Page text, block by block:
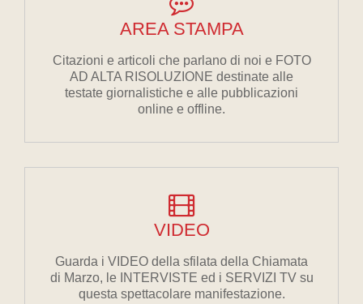
AREA STAMPA
Citazioni e articoli che parlano di noi e FOTO
AD ALTA RISOLUZIONE destinate alle
testate giornalistiche e alle pubblicazioni
online e offline.
VIDEO
Guarda i VIDEO della sfilata della Chiamata
di Marzo, le INTERVISTE ed i SERVIZI TV su
questa spettacolare manifestazione.